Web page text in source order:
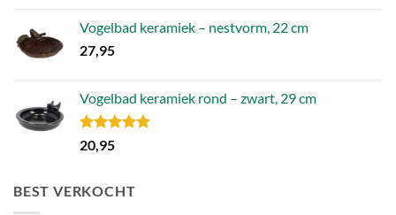
Vogelbad keramiek – nestvorm, 22 cm
27,95
Vogelbad keramiek rond – zwart, 29 cm
Gewaardeerd
5.00
20,95
BEST VERKOCHT